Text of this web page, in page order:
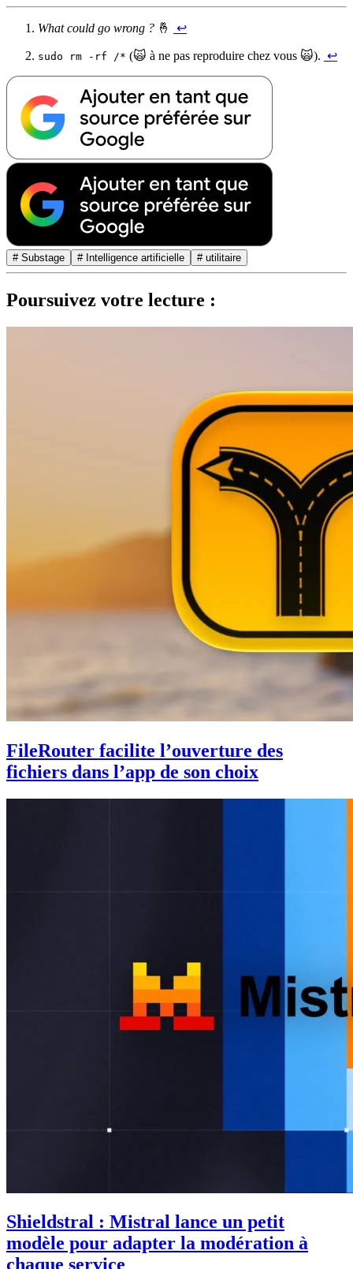
What could go wrong ? 🤞 ↩︎
sudo rm -rf /* (🙀 à ne pas reproduire chez vous 🙀). ↩︎
# Substage # Intelligence artificielle # utilitaire
Poursuivez votre lecture :
FileRouter facilite l’ouverture des
fichiers dans l’app de son choix
Shieldstral : Mistral lance un petit
modèle pour adapter la modération à
chaque service